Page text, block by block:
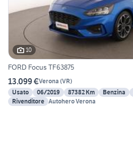
10
FORD Focus TF63875
13.099 €Verona (VR)
Usato
06/2019 87382 Km Benzina
Rivenditore Autohero Verona